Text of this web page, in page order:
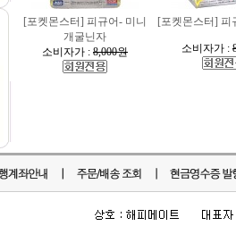
[포켓몬스터] 피규어- 미니
개굴닌자
소비자가 : 8,000원
[포켓몬스터] 피
소비자가 :